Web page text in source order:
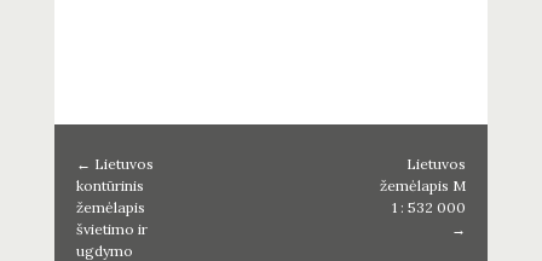
← Lietuvos
kontūrinis
žemėlapis
švietimo ir
ugdymo
Lietuvos
žemėlapis M
1 : 532 000
→